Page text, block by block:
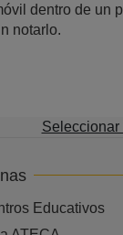
dentro de un
notarlo.
Seleccionar
Educativos